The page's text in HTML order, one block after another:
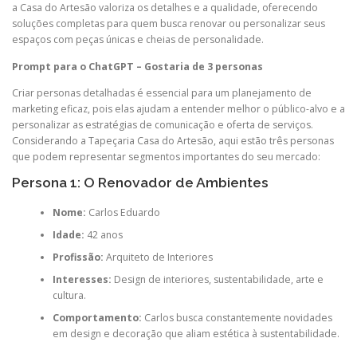
a Casa do Artesão valoriza os detalhes e a qualidade, oferecendo
soluções completas para quem busca renovar ou personalizar seus
espaços com peças únicas e cheias de personalidade.
Prompt para o ChatGPT – Gostaria de 3 personas
Criar personas detalhadas é essencial para um planejamento de
marketing eficaz, pois elas ajudam a entender melhor o público-alvo e a
personalizar as estratégias de comunicação e oferta de serviços.
Considerando a Tapeçaria Casa do Artesão, aqui estão três personas
que podem representar segmentos importantes do seu mercado:
Persona 1: O Renovador de Ambientes
Nome: Carlos Eduardo
Idade: 42 anos
Profissão: Arquiteto de Interiores
Interesses: Design de interiores, sustentabilidade, arte e
cultura.
Comportamento: Carlos busca constantemente novidades
em design e decoração que aliam estética à sustentabilidade.